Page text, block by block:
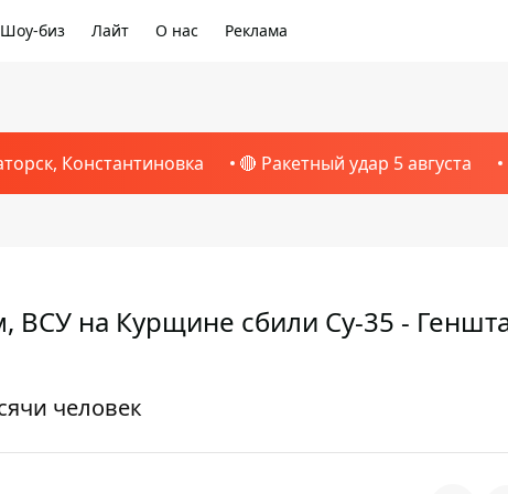
Шоу-биз Лайт О нас Реклама
Константиновка 🔴 Ракетный удар 5 августа
на Курщине сбили Су-35 -
человек